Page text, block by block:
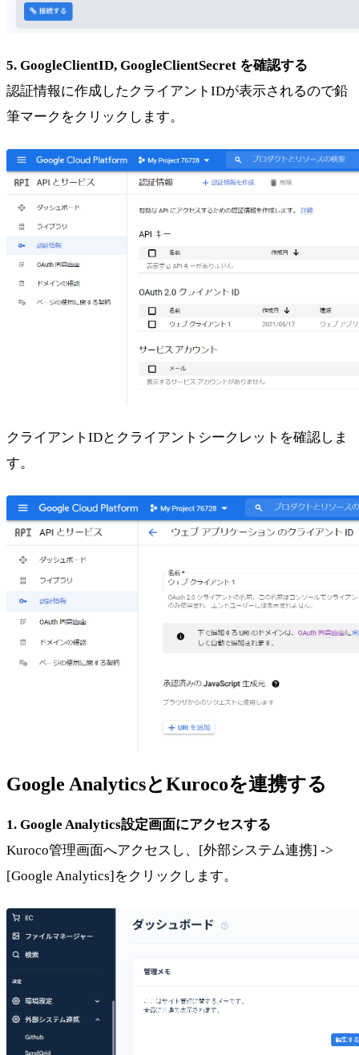
5. GoogleClientID, GoogleClientSecret を確認する
認証情報に作成したクライアントIDが表示されるので鉛
筆マークをクリックします。
クライアントIDとクライアントシークレットを確認しま
す。
Google AnalyticsとKurocoを連携する
1. Google Analytics設定画面にアクセスする
Kuroco管理画面へアクセスし、[外部システム連携] ->
[Google Analytics]をクリックします。